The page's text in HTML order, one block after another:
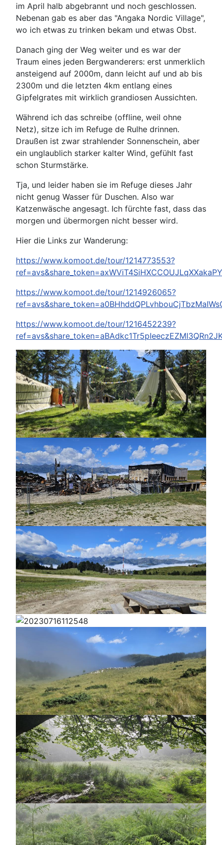
im April halb abgebrannt und noch geschlossen.
Nebenan gab es aber das "Angaka Nordic Village",
wo ich etwas zu trinken bekam und etwas Obst.
Danach ging der Weg weiter und es war der
Traum eines jeden Bergwanderers: erst unmerklich
ansteigend auf 2000m, dann leicht auf und ab bis
2300m und die letzten 4km entlang eines
Gipfelgrates mit wirklich grandiosen Aussichten.
Während ich das schreibe (offline, weil ohne
Netz), sitze ich im Refuge de Rulhe drinnen.
Draußen ist zwar strahlender Sonnenschein, aber
ein unglaublich starker kalter Wind, gefühlt fast
schon Sturmstärke.
Tja, und leider haben sie im Refuge dieses Jahr
nicht genug Wasser für Duschen. Also war
Katzenwäsche angesagt. Ich fürchte fast, dass das
morgen und übermorgen nicht besser wird.
Hier die Links zur Wanderung:
https://www.komoot.de/tour/1214773553?
https://www.komoot.de/tour/1214926065?
https://www.komoot.de/tour/1216452239?